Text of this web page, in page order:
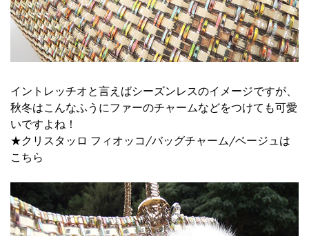
イントレッチオと言えばシーズンレスのイメージですが、
秋冬はこんなふうにファーのチャームなどをつけても可愛
いですよね！
★クリスタッロ フィオッコ/バッグチャーム/ベージュは
こちら